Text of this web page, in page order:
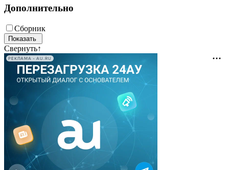
Дополнительно
Сборник
Свернуть↑
РЕКЛАМА • AU.RU